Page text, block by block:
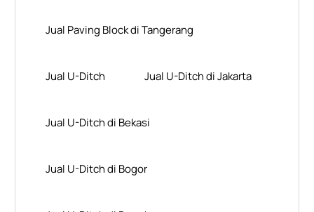
Jual Paving Block di Tangerang
Jual U-Ditch Jual U-Ditch di Jakarta
Jual U-Ditch di Bekasi
Jual U-Ditch di Bogor